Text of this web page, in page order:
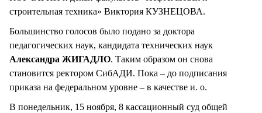
строительная техника» Виктория КУЗНЕЦОВА.
Большинство голосов было подано за доктора
педагогических наук, кандидата технических наук
Александра ЖИГАДЛО. Таким образом он снова
становится ректором СибАДИ. Пока – до подписания
приказа на федеральном уровне – в качестве и. о.
В понедельник, 15 ноября, 8 кассационный суд общей